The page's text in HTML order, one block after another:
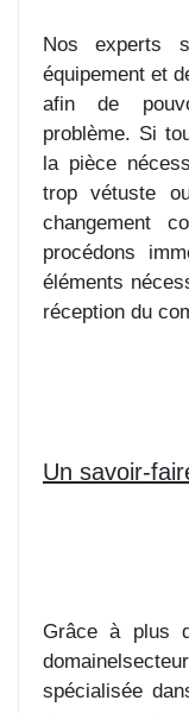
Nos experts
équipement et
afin de
problème. Si
la pièce
trop vétuste
changement
procédons
éléments
réception du
Un savoir-
Grâce à plus
spécialisée